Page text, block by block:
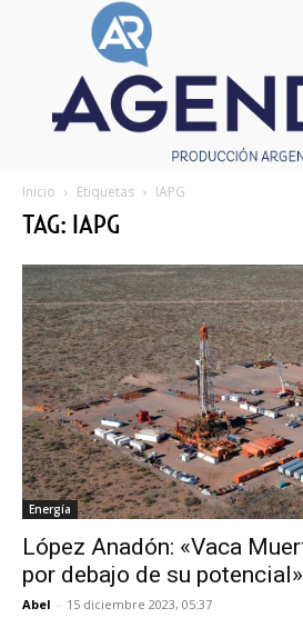
Inicio Etiquetas IAPG
TAG: IAPG
Energía
López Anadón: «Vaca
por debajo de su potencial»
Abel - 15 diciembre 2023, 05:37